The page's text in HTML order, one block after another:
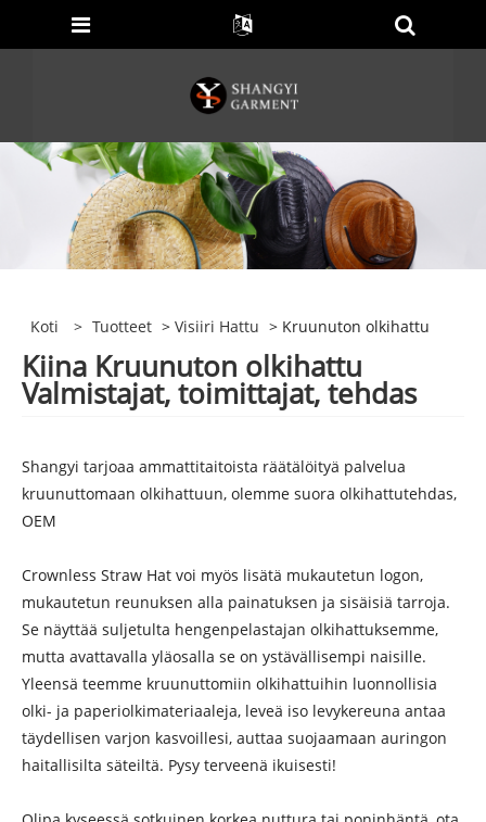
Koti > Tuotteet >Visiiri Hattu > Kruunuton olkihattu
Kiina Kruunuton olkihattu
Valmistajat, toimittajat, tehdas
Shangyi tarjoaa ammattitaitoista räätälöityä palvelua
kruunuttomaan olkihattuun, olemme suora olkihattutehdas,
OEM
Crownless Straw Hat voi myös lisätä mukautetun logon,
mukautetun reunuksen alla painatuksen ja sisäisiä tarroja.
Se näyttää suljetulta hengenpelastajan olkihattuksemme,
mutta avattavalla yläosalla se on ystävällisempi naisille.
Yleensä teemme kruunuttomiin olkihattuihin luonnollisia
olki- ja paperiolkimateriaaleja, leveä iso levykereuna antaa
täydellisen varjon kasvoillesi, auttaa suojaamaan auringon
haitallisilta säteiltä. Pysy terveenä ikuisesti!